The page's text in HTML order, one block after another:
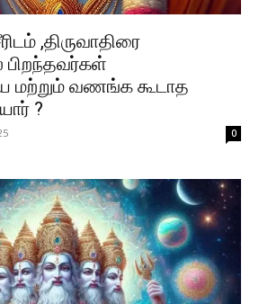
,திருவாதிரை
பிறந்தவர்கள்
வணங்க கூடாத
?
0